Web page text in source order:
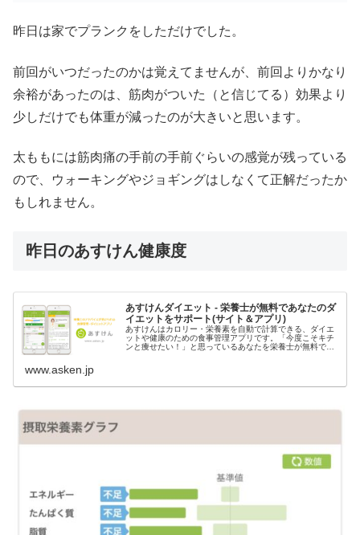
昨日は家でプランクをしただけでした。
前回がいつだったのかは覚えてませんが、前回よりかなり
余裕があったのは、筋肉がついた（と信じてる）効果より
少しだけでも体重が減ったのが大きいと思います。
太ももには筋肉痛の手前の手前ぐらいの感覚が残っている
ので、ウォーキングやジョギングはしなくて正解だったか
もしれません。
昨日のあすけん健康度
あすけんダイエット - 栄養士が無料であなたのダ
イエットをサポート(サイト＆アプリ)
あすけんはカロリー・栄養素を自動で計算できる、ダイエ
ットや健康のための食事管理アプリです。「今度こそキチ
ンと痩せたい！」と思っているあなたを栄養士が無料でサ
www.asken.jp